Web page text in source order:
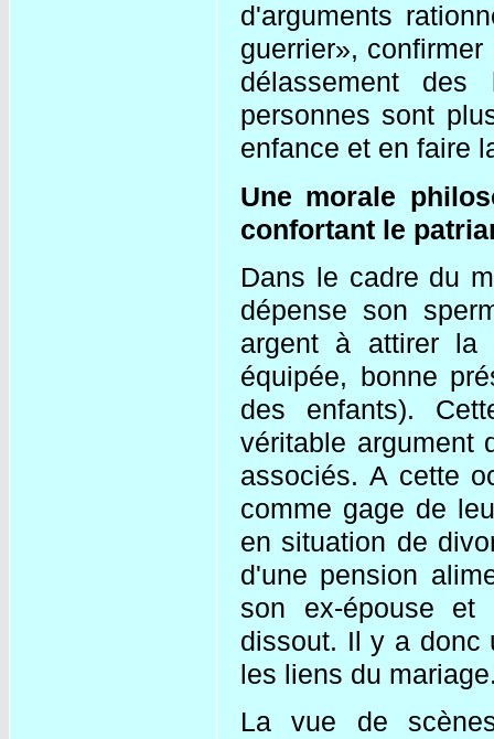
d'arguments
guerrier»,
délassement des
personnes sont
enfance et en faire
Une morale
confortant le
Dans le cadre du
dépense son
argent à attirer la
équipée, bonne
des enfants).
véritable argument
associés. A cette
comme gage de
en situation de
d'une pension
son ex-épouse
dissout. Il y a donc
les liens du
La vue de